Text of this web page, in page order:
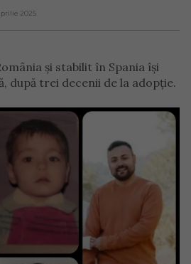
2025
și stabilit în Spania își
după trei decenii de la adopție.